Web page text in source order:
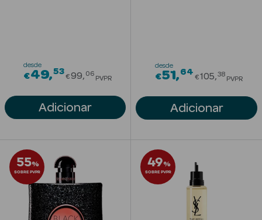
desde
€49 53Price reduced from
€99 06
PVPR
Adicionar
desde
€51 64Price
€105 38
PVPR
Adicionar
55%
SOBRE PVPR
49%
SOBRE PVPR